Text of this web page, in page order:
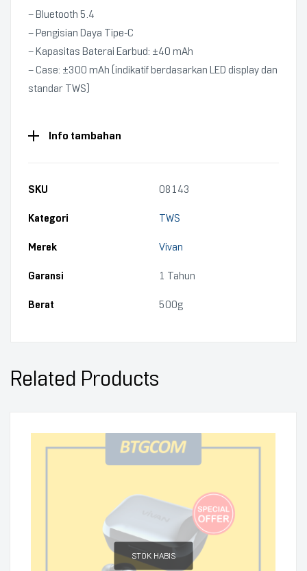
– Bluetooth 5.4
– Pengisian Daya Tipe-C
– Kapasitas Baterai Earbud: ±40 mAh
– Case: ±300 mAh (indikatif berdasarkan LED display dan
standar TWS)
Info tambahan
SKU 08143
Kategori TWS
Merek Vivan
Garansi 1 Tahun
Berat 500g
Related Products
STOK HABIS